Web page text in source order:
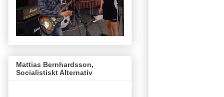
Mattias Bernhardsson,
Socialistiskt Alternativ